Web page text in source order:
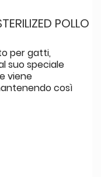
POLLO
per gatti,
suo speciale
viene
così